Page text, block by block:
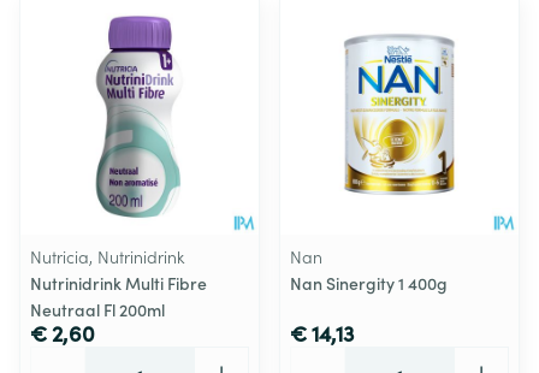
Nutricia, Nutrinidrink
Nutrinidrink Multi Fibre
Neutraal Fl 200ml
€ 2,60
Nan
Nan Sinergity 1 400g
€ 14,13